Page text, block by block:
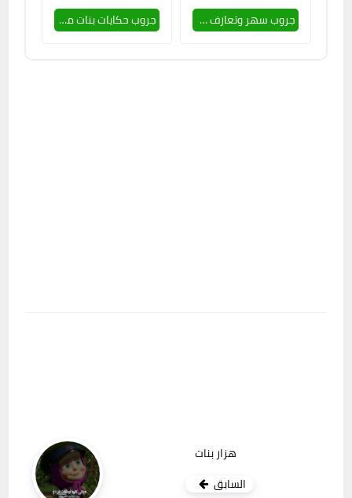
جروب سهر وتعارف 🥵🔥 جروب حكايات بنات مصر 🔥💕
هزار بنات
السابق